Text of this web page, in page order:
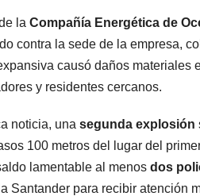
la Compañía Energética de
contra la sede de la empresa,
causó daños materiales
y residentes cercanos.
noticia, una segunda explosión
100 metros del lugar del
lamentable al menos dos
Santander para recibir atención